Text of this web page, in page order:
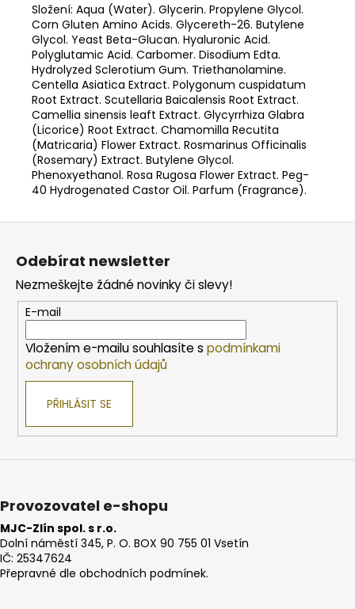
Složení: Aqua (Water). Glycerin. Propylene Glycol.
Corn Gluten Amino Acids. Glycereth-26. Butylene
Glycol. Yeast Beta-Glucan. Hyaluronic Acid.
Polyglutamic Acid. Carbomer. Disodium Edta.
Hydrolyzed Sclerotium Gum. Triethanolamine.
Centella Asiatica Extract. Polygonum cuspidatum
Root Extract. Scutellaria Baicalensis Root Extract.
Camellia sinensis leaft Extract. Glycyrrhiza Glabra
(Licorice) Root Extract. Chamomilla Recutita
(Matricaria) Flower Extract. Rosmarinus Officinalis
(Rosemary) Extract. Butylene Glycol.
Phenoxyethanol. Rosa Rugosa Flower Extract. Peg-
40 Hydrogenated Castor Oil. Parfum (Fragrance).
Z
Odebírat newsletter
Nezmeškejte žádné novinky či slevy!
E-mail
Vložením e-mailu souhlasíte s podmínkami
ochrany osobních údajů
PŘIHLÁSIT SE
Provozovatel e-shopu
MJC-Zlín spol. s r.o.
Dolní náměstí 345, P. O. BOX 90 755 01 Vsetín
IČ: 25347624
Přepravné dle obchodních podmínek.